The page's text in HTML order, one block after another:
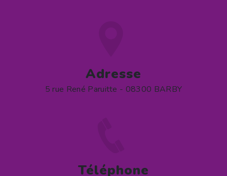
Adresse
5 rue René Paruitte - 08300 BARBY
Téléphone